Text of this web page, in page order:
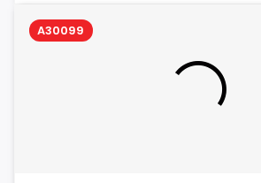
A30099